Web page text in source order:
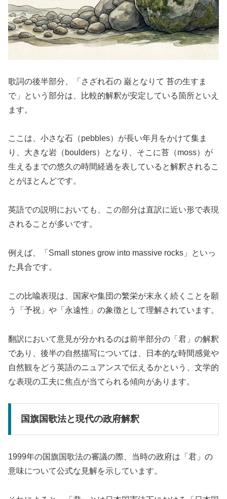
歌詞の後半部分、「さざれ石の 巌となりて 苔の生すま
で」という部分は、比較的解釈が安定している箇所といえ
ます。
ここは、小さな石（pebbles）が長い年月をかけて集ま
り、大きな岩（boulders）となり、そこに苔（moss）が
生えるまでの悠久の時間経過を表していると解釈されるこ
とがほとんどです。
英語での説明においても、この部分は直訳に近い形で表現
されることが多いです。
例えば、「Small stones grow into massive rocks」といっ
た具合です。
この比喩表現は、国家や集団の繁栄が末永く続くことを願
う「予祝」や「永遠性」の象徴として理解されています。
翻訳において意見が分かれるのは前半部分の「君」の解釈
であり、後半の自然描写については、日本的な時間感覚や
自然観をどう英語のニュアンスで伝えるかという、文学的
な表現の工夫に焦点が当てられる傾向があります。
国旗国歌法と現代の政府解釈
1999年の国旗国歌法の審議の際、当時の政府は「君」の
意味について公式な見解を示しています。